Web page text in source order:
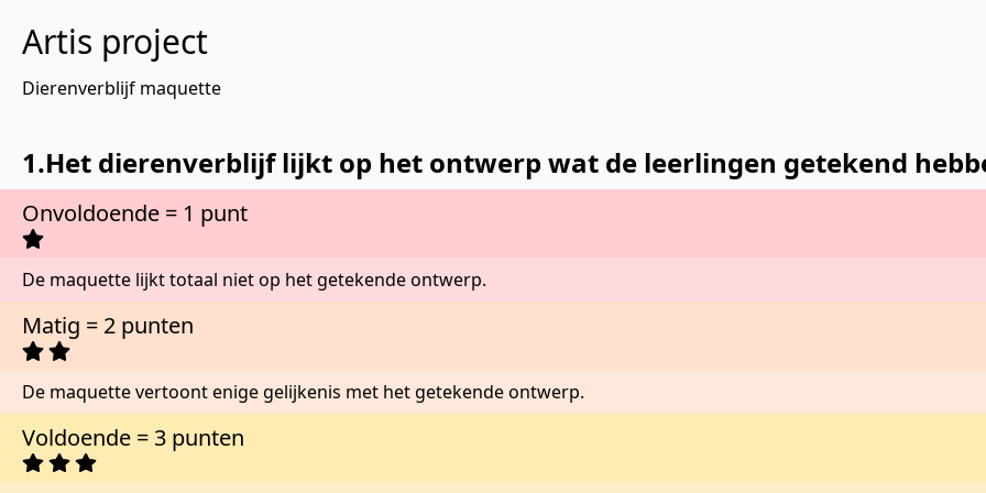
Artis project
Dierenverblijf maquette
1.Het dierenverblijf lijkt op het ontwerp wat de leerlingen getekend
Onvoldoende = 1 punt
De maquette lijkt totaal niet op het getekende ontwerp.
Matig = 2 punten
De maquette vertoont enige gelijkenis met het getekende ontwerp.
Voldoende = 3 punten